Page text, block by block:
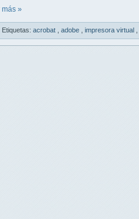
más »
Etiquetas: acrobat adobe impresora virtual